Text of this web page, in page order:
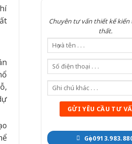
Chuyên tư vấn thiết kế kiến
thất.
Gọi